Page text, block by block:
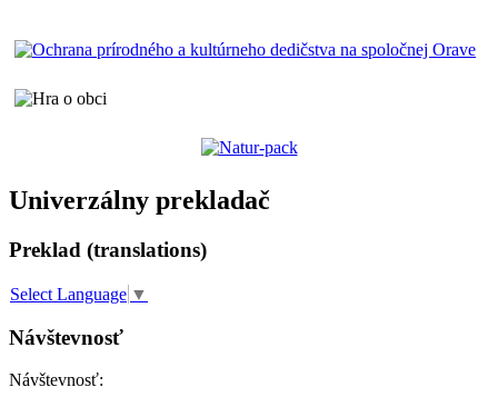
Univerzálny prekladač
Preklad (translations)
Select Language ▼
Návštevnosť
Návštevnosť: